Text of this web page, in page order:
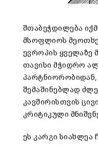
შთაბეჭდილება
მსოფლიოს მეოთხე
ევროპის ყველაზე
თავისი მჭიდრო
შემაშინებლად
კავშირისთვის
კრიტიკული
ეს კარგი სიახლეა